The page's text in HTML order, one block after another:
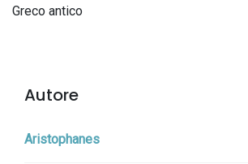
Greco antico
Autore
Aristophanes